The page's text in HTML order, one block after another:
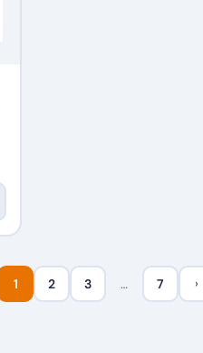
1 2 3 … 7 ›